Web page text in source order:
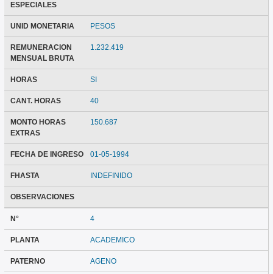
ESPECIALES
UNID MONETARIA PESOS
REMUNERACION
MENSUAL BRUTA
1.232.419
HORAS SI
CANT. HORAS 40
MONTO HORAS
EXTRAS
150.687
FECHA DE INGRESO 01-05-1994
FHASTA INDEFINIDO
OBSERVACIONES
N° 4
PLANTA ACADEMICO
PATERNO AGENO